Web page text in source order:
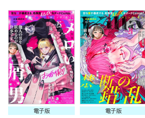
電子版
電子版